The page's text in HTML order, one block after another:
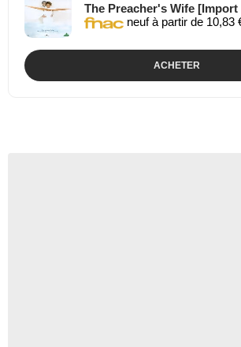
The Preacher's Wife
neuf à partir de 10,83
ACHETER